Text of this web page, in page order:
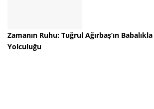
Zamanın Ruhu: Tuğrul Ağırbaş’ın
Yolculuğu